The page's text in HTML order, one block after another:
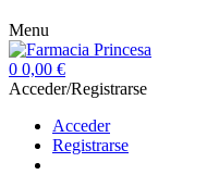
Menu
0 0,00 €
Acceder/Registrarse
Acceder
Registrarse